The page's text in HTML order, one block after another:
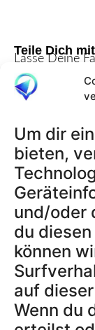
Um dir
bieten,
und/oder
du
können
auf
Wenn du
Teile Dich mit
Lasse Deine
herumtreibst
teilhaben.
REZENSIONEN
Das